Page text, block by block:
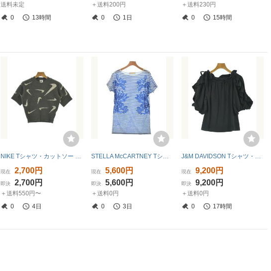
送料未定
0
13時間
＋送料200円
0
1日
＋送料230円
0
15時間
NIKE Tシャツ・カットソー レディース ナイキ 中古 古着
現在 2,700円
即決 2,700円
＋送料550円〜
0
4日
STELLA McCARTNEY Tシャツ・カットソー レディース ステラマッカートニー 中古 古着
現在 5,600円
即決 5,600円
＋送料0円
0
3日
J&M DAVIDSON Tシャツ・カットソー レディース ジェイアンドエム デヴィッドソン 中古 古着
現在 9,200円
即決 9,200円
＋送料0円
0
17時間